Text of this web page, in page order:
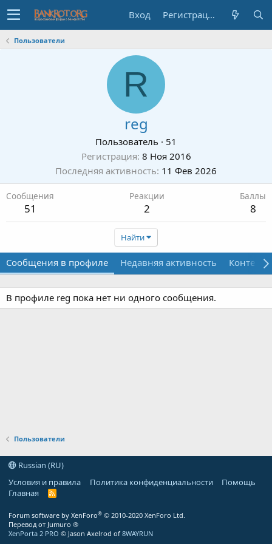
Вход Регистрация
Пользователи
R
reg
Пользователь · 51
Регистрация 8 Ноя 2016
Последняя активность 11 Фев 2026
Сообщения
51
Реакции
2
Баллы
8
Найти
Сообщения в профиле Недавняя активность Контент
В профиле reg пока нет ни одного сообщения.
Пользователи
Russian (RU)
Условия и правила
Политика конфиденциальности
Помощь
Главная
R
Forum software by XenForo® © 2010-2020 XenForo Ltd.
Перевод от Jumuro ®
XenPorta 2 PRO © Jason Axelrod of 8WAYRUN